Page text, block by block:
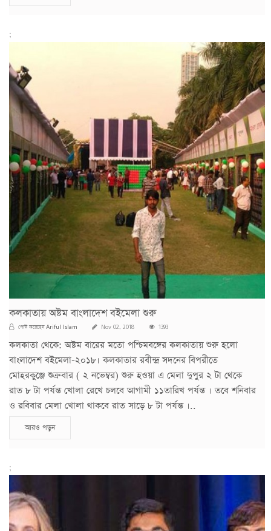
;
কলকাতায় অষ্টম বাংলাদেশ বইমেলা শুরু
পোস্ট করেছেনAriful Islam Nov 02, 2018 1393
কলকাতা থেকে: অষ্টম বারের মতো পশ্চিমবঙ্গের কলকাতায় শুরু হলো
বাংলাদেশ বইমেলা-২০১৮। কলকাতার রবীন্দ্র সদনের বিপরীতে
মোহরকুঞ্জে শুক্রবার ( ২ নভেম্বর) শুরু হওয়া এ মেলা দুপুর ২ টা থেকে
রাত ৮ টা পর্যন্ত খোলা রেখে চলবে আগামী ১১তারিখ পর্যন্ত । তবে শনিবার
ও রবিবার মেলা খোলা থাকবে রাত সাড়ে ৮ টা পর্যন্ত ।..
আরও পড়ুন
;